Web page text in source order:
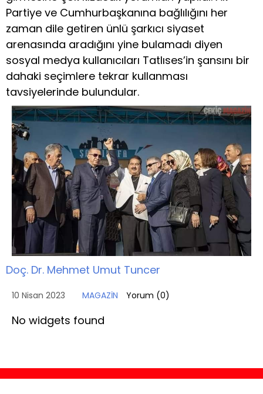
Partiye ve Cumhurbaşkanına bağlılığını her
zaman dile getiren ünlü şarkıcı siyaset
arenasında aradığını yine bulamadı diyen
sosyal medya kullanıcıları Tatlıses’in şansını bir
dahaki seçimlere tekrar kullanması
tavsiyelerinde bulundular.
Doç. Dr. Mehmet Umut Tuncer
10 Nisan 2023 MAGAZİN Yorum (0)
No widgets found